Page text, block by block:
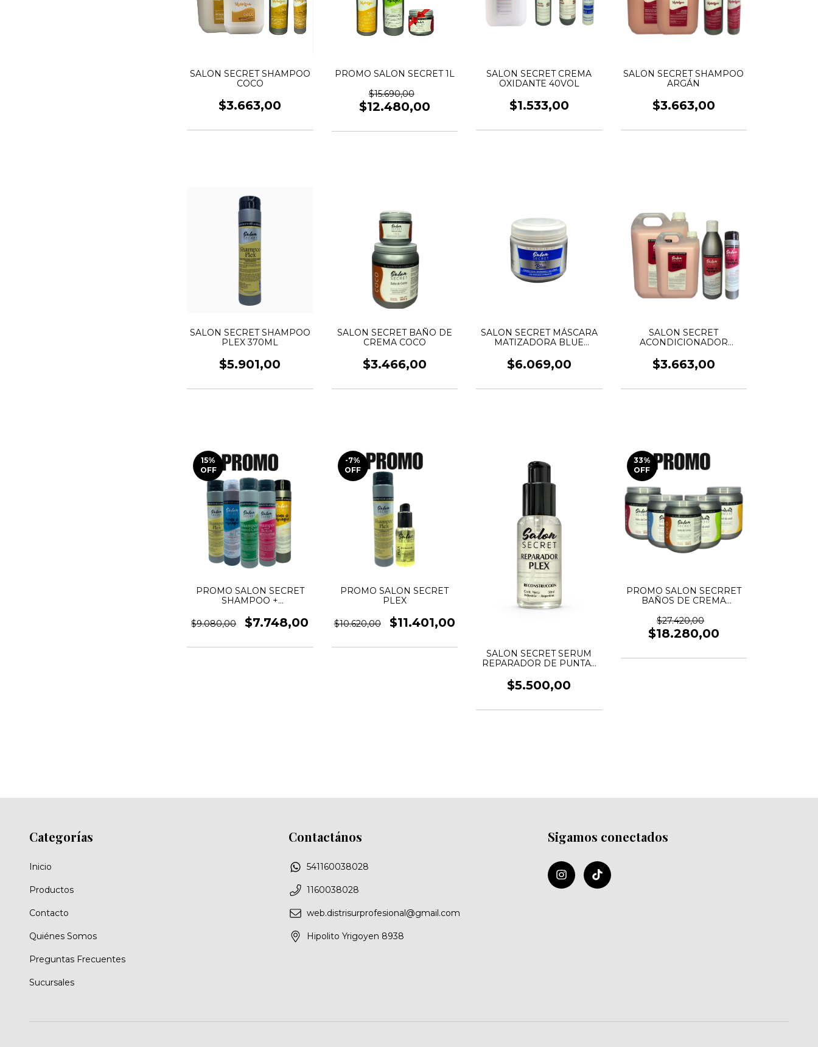
SALON SECRET SHAMPOO
COCO
$3.663,00
PROMO SALON SECRET 1L
$15.690,00
$12.480,00
SALON SECRET CREMA
OXIDANTE 40VOL
$1.533,00
SALON SECRET SHAMPOO
ARGÁN
$3.663,00
SALON SECRET SHAMPOO
PLEX 370ML
$5.901,00
SALON SECRET BAÑO DE
CREMA COCO
$3.466,00
SALON SECRET MÁSCARA
MATIZADORA BLUE
$6.069,00
SALON SECRET
ACONDICIONADOR
$3.663,00
15%
OFF
PROMO SALON SECRET
SHAMPOO +
X370ML
$9.080,00 $7.748,00
-7%
OFF
PROMO SALON SECRET
PLEX
$10.620,00 $11.401,00
SALON SECRET SERUM
REPARADOR DE PUNTAS
$5.500,00
33%
OFF
PROMO SALON SECRRET
BAÑOS DE CREMA
$27.420,00
$18.280,00
Categorías
Inicio
Productos
Contacto
Quiénes Somos
Preguntas Frecuentes
Sucursales
Contactános
541160038028
1160038028
web.distrisurprofesional@gmail.com
Hipolito Yrigoyen 8938
Sigamos conectados